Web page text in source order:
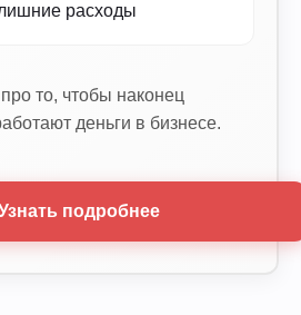
расходы
то, чтобы наконец
деньги в бизнесе.
подробнее